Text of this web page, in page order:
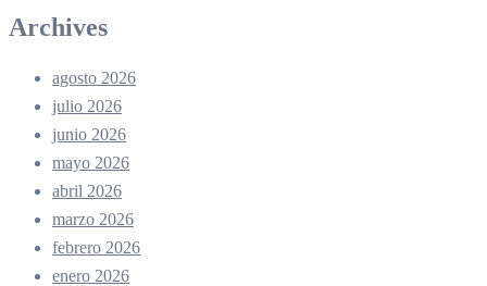
Archives
agosto 2026
julio 2026
junio 2026
mayo 2026
abril 2026
marzo 2026
febrero 2026
enero 2026